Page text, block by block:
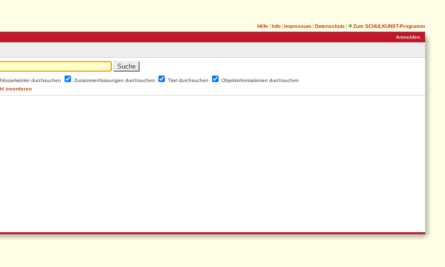
Hilfe Info Impressum Datenschutz
Zum SCHULKUNST-Programm
Anmelden
durchsuchen Zusammenfassungen durchsuchen Titel durchsuchen
Objektinformationen durchsuchen
invertieren